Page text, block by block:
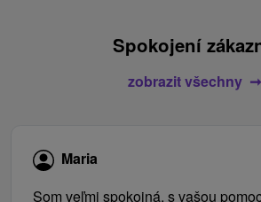
Spokojení
zobrazit všechny
Maria
Som veľmi spokojná, s vašou